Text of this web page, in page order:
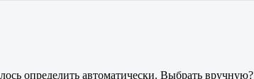
определить автоматически. Выбрать вручную?